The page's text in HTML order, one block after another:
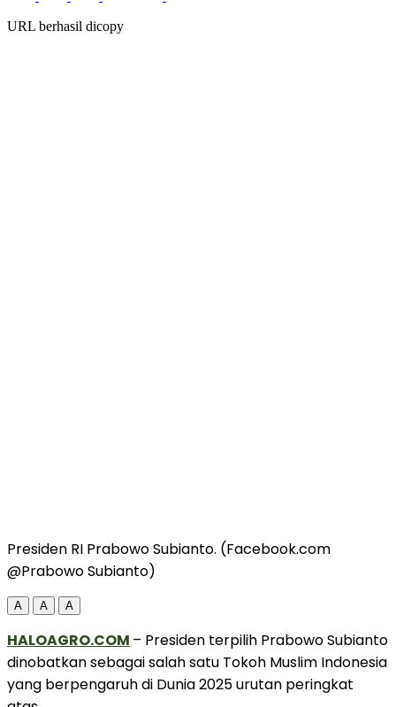
URL berhasil dicopy
Presiden RI Prabowo Subianto. (Facebook.com
@Prabowo Subianto)
A A A
HALOAGRO.COM – Presiden terpilih Prabowo Subianto
dinobatkan sebagai salah satu Tokoh Muslim Indonesia
yang berpengaruh di Dunia 2025 urutan peringkat